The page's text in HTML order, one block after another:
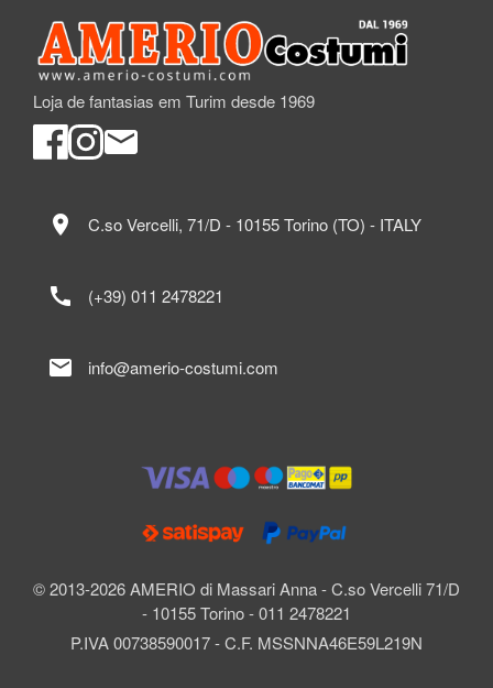
Loja de fantasias em Turim desde 1969
© 2013-2026 AMERIO di Massari Anna - C.so Vercelli 71/D
- 10155 Torino - 011 2478221
P.IVA 00738590017 - C.F. MSSNNA46E59L219N
location_on C.so Vercelli, 71/D - 10155 Torino (TO) - ITALY
call (+39) 011 2478221
mail info@amerio-costumi.com